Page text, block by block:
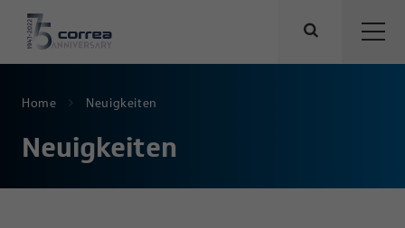
Home Neuigkeiten
Neuigkeiten